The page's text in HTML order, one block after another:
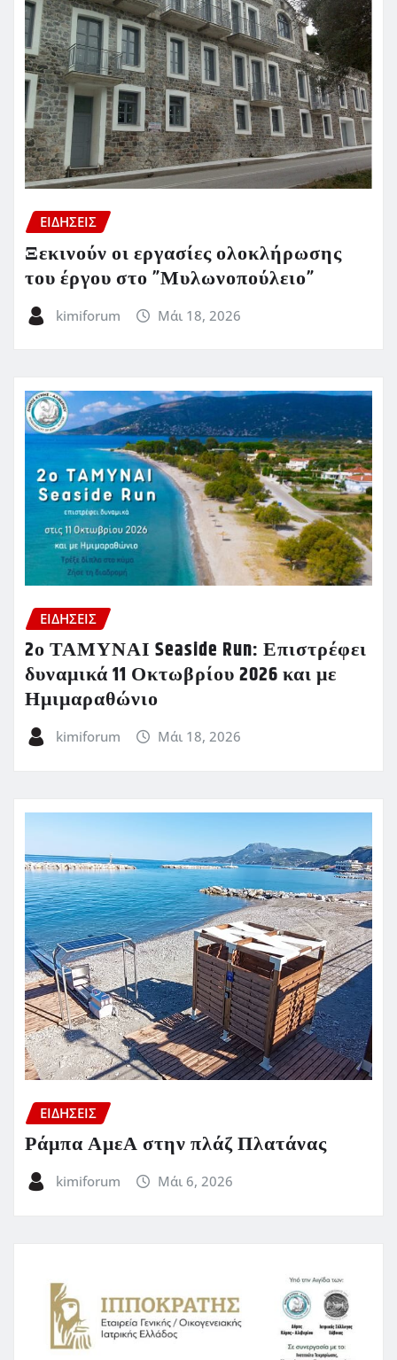
ΕΙΔΗΣΕΙΣ
Ξεκινούν οι εργασίες ολοκλήρωσης
του έργου στο ”Μυλωνοπούλειο”
kimiforum Μάι 18, 2026
ΕΙΔΗΣΕΙΣ
2ο ΤΑΜΥΝΑΙ Seaside Run: Επιστρέφει
δυναμικά 11 Οκτωβρίου 2026 και με
Ημιμαραθώνιο
kimiforum Μάι 18, 2026
ΕΙΔΗΣΕΙΣ
Ράμπα ΑμεΑ στην πλάζ Πλατάνας
kimiforum Μάι 6, 2026